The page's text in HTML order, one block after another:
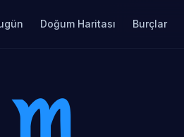
Doğum Haritası Burçlar